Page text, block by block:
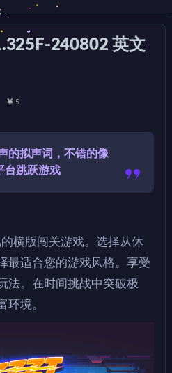
240802 英文
5
的拟声词，不错的像
台跳跃游戏
横版闯关游戏。选择从休
最适合您的游戏风格。享受
法。在时间挑战中突破极
环境。